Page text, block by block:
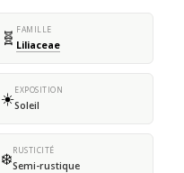
🧬 FAMILLE
Liliaceae
☀️EXPOSITION
Soleil
❄️RUSTICITÉ
Semi-rustique